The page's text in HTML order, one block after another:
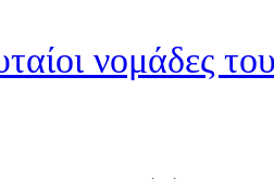
νομάδες